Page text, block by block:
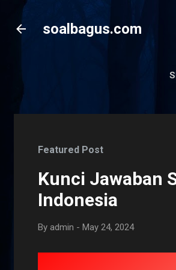
soalbagus.com
Featured Post
Kunci Jawaban
Indonesia
By admin - May 24, 2024